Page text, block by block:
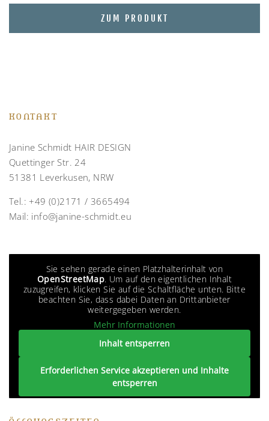
ZUM PRODUKT
KONTAKT
Janine Schmidt HAIR DESIGN
Quettinger Str. 24
51381 Leverkusen, NRW
Tel.:+49 (0)2171 / 3665494
Mail: info@janine-schmidt.eu
Sie sehen gerade einen Platzhalterinhalt von
OpenStreetMap. Um auf den eigentlichen Inhalt
zuzugreifen, klicken Sie auf die Schaltfläche unten. Bitte
beachten Sie, dass dabei Daten an Drittanbieter
weitergegeben werden.
Mehr Informationen
Inhalt entsperren
Erforderlichen Service akzeptieren und Inhalte
entsperren